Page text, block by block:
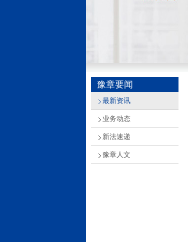
豫章要闻
最新资讯
业务动态
新法速递
豫章人文